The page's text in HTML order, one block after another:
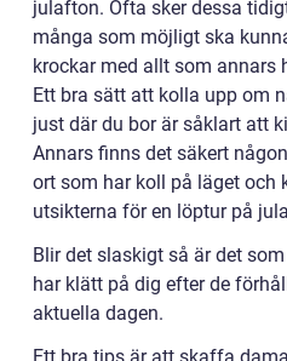
julafton. Ofta sker dessa
många som möjligt ska
krockar med allt som annars
Ett bra sätt att kolla upp om
just där du bor är såklart att
Annars finns det säkert
ort som har koll på läget och
utsikterna för en löptur på
Blir det slaskigt så är det
har klätt på dig efter de
aktuella dagen.
Ett bra tips är att skaffa